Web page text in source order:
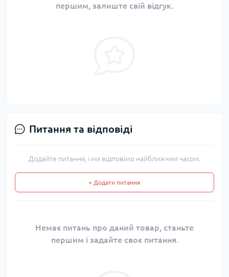
першим, залиште свій відгук.
Питання та відповіді
Додайте питання, і ми відповімо найближчим часом.
+ Додати питання
Немає питань про даний товар, станьте
першим і задайте своє питання.